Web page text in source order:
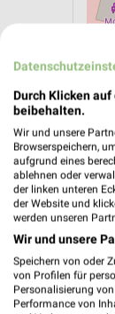
Durch Klicken
beibehalten.
Wir und unsere
Browserspeichern,
aufgrund eines
ablehnen oder
der linken unteren
der Website und
werden unseren
Wir und unsere
Speichern von oder
von Profilen für
Personalisierung
Performance von